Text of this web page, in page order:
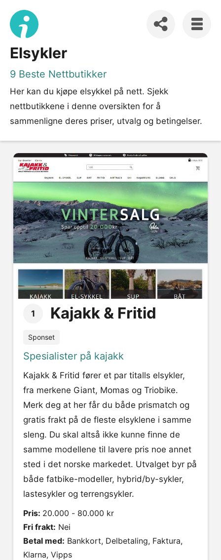
Elsykler
9 Beste Nettbutikker
Her kan du kjøpe elsykkel på nett. Sjekk
nettbutikkene i denne oversikten for å
sammenligne deres priser, utvalg og betingelser.
1 Kajakk & Fritid
Sponset
Spesialister på kajakk
Kajakk & Fritid fører et par titalls elsykler,
fra merkene Giant, Momas og Triobike.
Merk deg at her får du både prismatch og
gratis frakt på de fleste elsyklene i samme
sleng. Du skal altså ikke kunne finne de
samme modellene til lavere pris noe annet
sted i det norske markedet. Utvalget byr på
både fatbike-modeller, hybrid/by-sykler,
lastesykler og terrengsykler.
Pris: 20.000 - 80.000 kr
Fri frakt: Nei
Betal med:
Klarna, Vipps